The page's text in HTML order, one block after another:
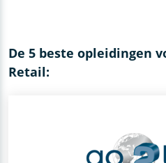
De 5 beste opleidingen
Retail: